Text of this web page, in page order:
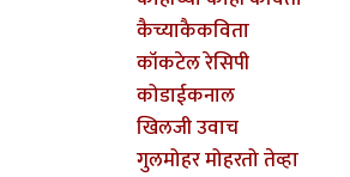
कैच्याकैकविता
कॉकटेल रेसिपी
कोडाईकनाल
खिलजी उवाच
गुलमोहर मोहरतो तेव्हा